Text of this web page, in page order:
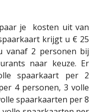
je kosten uit van
krijgt u € 25
vanaf 2 personen bij
naar keuze. Er
spaarkaart per 2
4 personen, 3 volle
spaarkaarten per 8